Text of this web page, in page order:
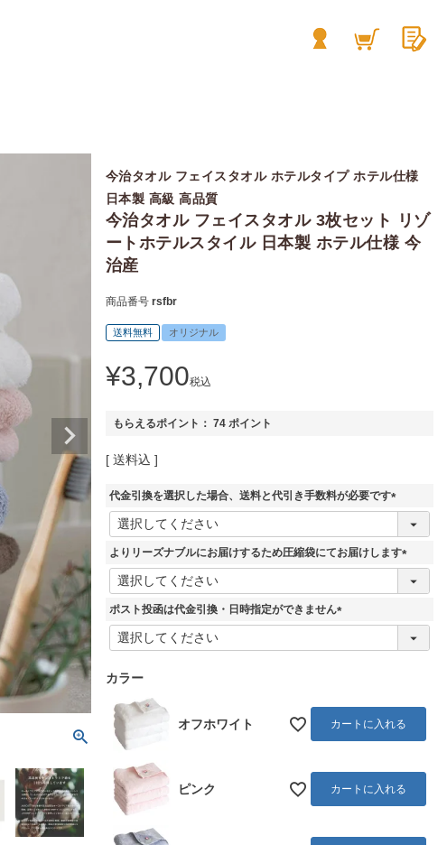
今治タオル フェイスタオル ホテルタイプ ホテル仕様
日本製 高級 高品質
今治タオル フェイスタオル 3枚セット リゾ
ートホテルスタイル 日本製 ホテル仕様 今
治産
商品番号 rsfbr
送料無料 オリジナル
¥3,700税込
もらえるポイント： 74 ポイント
送料込
代金引換を選択した場合、送料と代引き手数料が必要です
(
須
よりリーズナブルにお届けするため圧縮袋にてお届けします
(
ポスト投函は代金引換・日時指定ができません
(
カラー
オフホワイト カートに入れる
ピンク カートに入れる